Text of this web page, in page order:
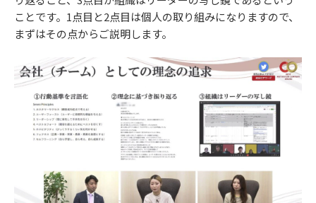
ことです。1点目と2点目は個人の取り組みになりますので、
まずはその点からご説明します。